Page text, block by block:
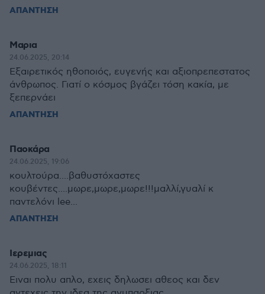
ΑΠΑΝΤΗΣΗ
Μαρια
24.06.2025, 20:14
Εξαιρετικός ηθοποιός, ευγενής και αξιοπρεπεστατος
άνθρωπος. Γιατί ο κόσμος βγάζει τόση κακία, με
ξεπερνάει
ΑΠΑΝΤΗΣΗ
Παοκάρα
24.06.2025, 19:06
κουλτούρα....βαθυστόχαστες
κουβέντες....μωρε,μωρε,μωρε!!!μαλλί,γυαλί κ
παντελόνι lee...
ΑΠΑΝΤΗΣΗ
Ιερεμιας
24.06.2025, 18:11
Ειναι πολυ απλο, εχεις δηλωσει αθεος και δεν